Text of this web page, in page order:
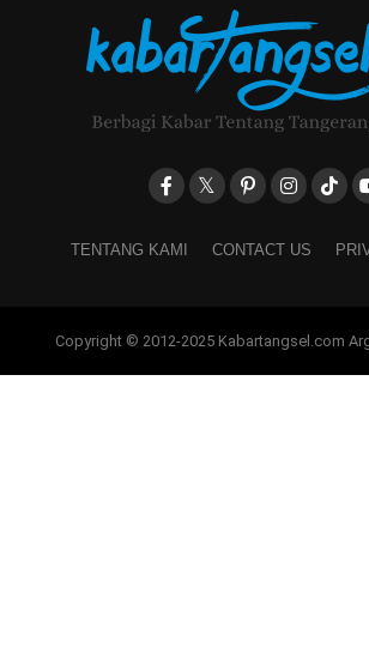
TENTANG KAMI CONTACT US
Copyright © 2012-2025 Kabartangsel.com